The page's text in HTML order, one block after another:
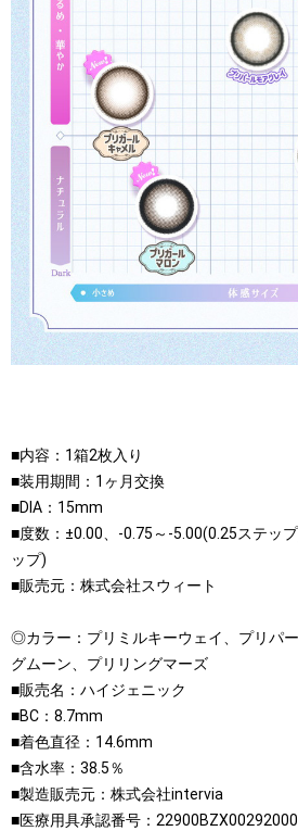
■内容：1箱2枚入り
■装用期間：1ヶ月交換
■DIA：15mm
■度数：±0.00、-0.75～-5.00(0.25ステッ
ップ)
■販売元：株式会社スウィート
◎カラー：プリミルキーウェイ、プリパ
グムーン、プリリングマーズ
■販売名：ハイジェニック
■BC：8.7mm
■着色直径：14.6mm
■含水率：38.5％
■製造販売元：株式会社intervia
■医療用具承認番号：22900BZX00292000